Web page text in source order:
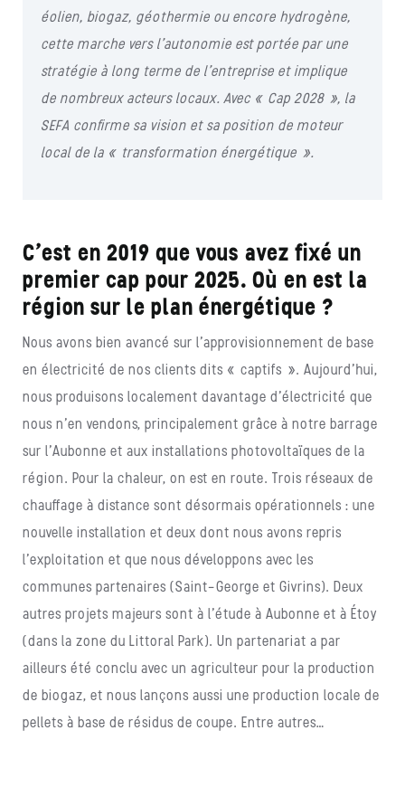
éolien, biogaz, géothermie ou encore hydrogène,
cette marche vers l’autonomie est portée par une
stratégie à long terme de l’entreprise et implique
de nombreux acteurs locaux. Avec « Cap 2028 », la
SEFA confirme sa vision et sa position de moteur
local de la « transformation énergétique ».
C’est en 2019 que vous avez fixé un
premier cap pour 2025. Où en est la
région sur le plan énergétique ?
Nous avons bien avancé sur l’approvisionnement de base
en électricité de nos clients dits « captifs ». Aujourd’hui,
nous produisons localement davantage d’électricité que
nous n’en vendons, principalement grâce à notre barrage
sur l’Aubonne et aux installations photovoltaïques de la
région. Pour la chaleur, on est en route. Trois réseaux de
chauffage à distance sont désormais opérationnels : une
nouvelle installation et deux dont nous avons repris
l’exploitation et que nous développons avec les
communes partenaires (Saint-George et Givrins). Deux
autres projets majeurs sont à l’étude à Aubonne et à Étoy
(dans la zone du Littoral Park). Un partenariat a par
ailleurs été conclu avec un agriculteur pour la production
de biogaz, et nous lançons aussi une production locale de
pellets à base de résidus de coupe. Entre autres…